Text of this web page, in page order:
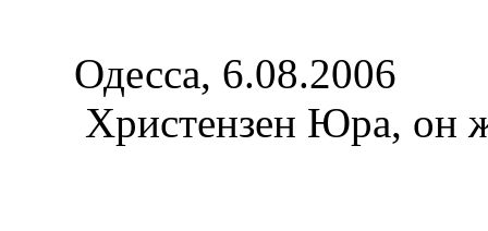
Одесса, 6.08.2006
Христензен Юра, он